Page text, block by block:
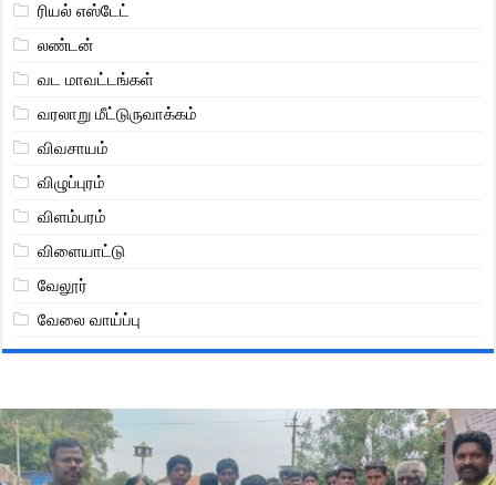
ரியல் எஸ்டேட்
லண்டன்
வட மாவட்டங்கள்
வரலாறு மீட்டுருவாக்கம்
விவசாயம்
விழுப்புரம்
விளம்பரம்
விளையாட்டு
வேலூர்
வேலை வாய்ப்பு